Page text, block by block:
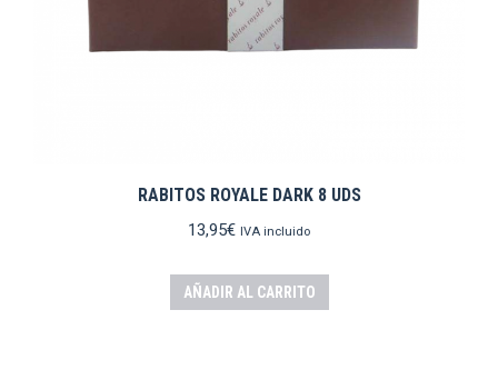
RABITOS ROYALE DARK 8 UDS
13,95€ IVA incluido
AÑADIR AL CARRITO